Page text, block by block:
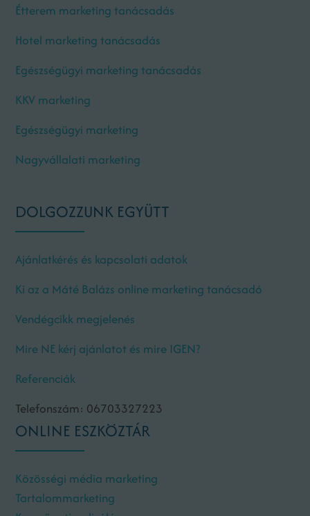
Étterem marketing tanácsadás
Hotel marketing tanácsadás
Egészségügyi marketing tanácsadás
KKV marketing
Egészségügyi marketing
Nagyvállalati marketing
DOLGOZZUNK EGYÜTT
Ajánlatkérés és kapcsolati adatok
Ki az a Máté Balázs online marketing tanácsadó
Vendégcikk megjelenés
Mire NE kérj ajánlatot és mire IGEN?
Referenciák
Telefonszám: 06703327223
ONLINE ESZKÖZTÁR
Közösségi média marketing
Tartalommarketing